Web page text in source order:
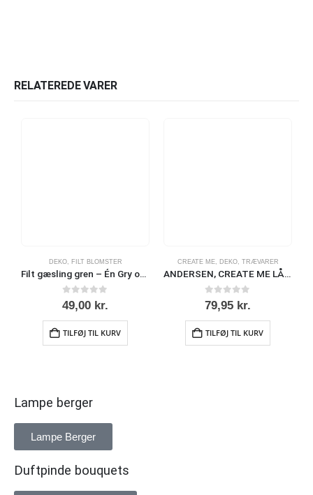
RELATEREDE VARER
DEKO, FILT BLOMSTER
Filt gæsling gren – Én Gry og Sif
0ud af 5
49,00 kr.
TILFØJ TIL KURV
CREATE ME, DEKO, TRÆVARER
ANDERSEN, CREATE ME LÅG, 6 x 12 CM, SORT
0ud af 5
79,95 kr.
TILFØJ TIL KURV
Lampe berger
Lampe Berger
Duftpinde bouquets